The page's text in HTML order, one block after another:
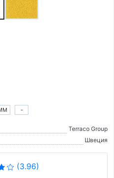
-
Terraco Group
Швеция
(3.96)